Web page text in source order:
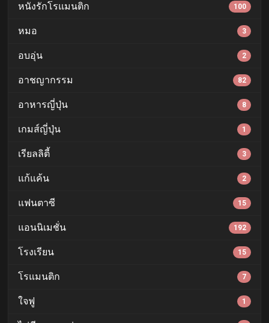
หนังรักโรแมนติก 100
หมอ 3
อบอุ่น 2
อาชญากรรม 82
อาหารญี่ปุ่น 8
เกมส์ญี่ปุ่น 1
เรียลลิตี้ 3
แก้แค้น 2
แฟนตาซี 15
แอนนิเมชั่น 192
โรงเรียน 15
โรแมนติก 7
ใจฟู 1